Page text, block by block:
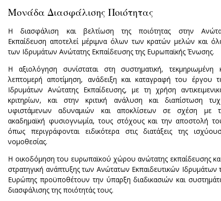
Μονάδα Διασφάλισης Ποιότητας
H διασφάλιση και βελτίωση της ποιότητας στην
Εκπαίδευση αποτελεί μέριμνα όλων των κρατών μελών και
των Ιδρυμάτων Ανώτατης Εκπαίδευσης της Ευρωπαϊκής Ένωσης.
Η αξιολόγηση συνίσταται στη συστηματική, τεκμηριωμένη
λεπτομερή αποτίμηση, ανάδειξη και καταγραφή του έργου
Ιδρυμάτων Ανώτατης Εκπαίδευσης, με τη χρήση
κριτηρίων, και στην κριτική ανάλυση και διαπίστωση
υφιστάμενων αδυναμιών και αποκλίσεων σε σχέση με
ακαδημαϊκή φυσιογνωμία, τους στόχους και την αποστολή
όπως περιγράφονται ειδικότερα στις διατάξεις της
νομοθεσίας.
H οικοδόμηση του ευρωπαϊκού χώρου ανώτατης εκπαίδευσης
στρατηγική ανάπτυξης των Ανώτατων Εκπαιδευτικών Ιδρυμάτων
Ευρώπης προϋποθέτουν την ύπαρξη διαδικασιών και
διασφάλισης της ποιότητάς τους.